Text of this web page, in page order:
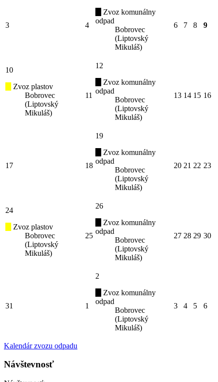
3 4
Zvoz komunálny
odpad
Bobrovec
(Liptovský
Mikuláš)
6 7 8 9
10
Zvoz plastov
Bobrovec
(Liptovský
Mikuláš)
11
12
Zvoz komunálny
odpad
Bobrovec
(Liptovský
Mikuláš)
13 14 15 16
17 18
19
Zvoz komunálny
odpad
Bobrovec
(Liptovský
Mikuláš)
20 21 22 23
24
Zvoz plastov
Bobrovec
(Liptovský
Mikuláš)
25
26
Zvoz komunálny
odpad
Bobrovec
(Liptovský
Mikuláš)
27 28 29 30
31 1
2
Zvoz komunálny
odpad
Bobrovec
(Liptovský
Mikuláš)
3 4 5 6
Kalendár zvozu odpadu
Návštevnosť